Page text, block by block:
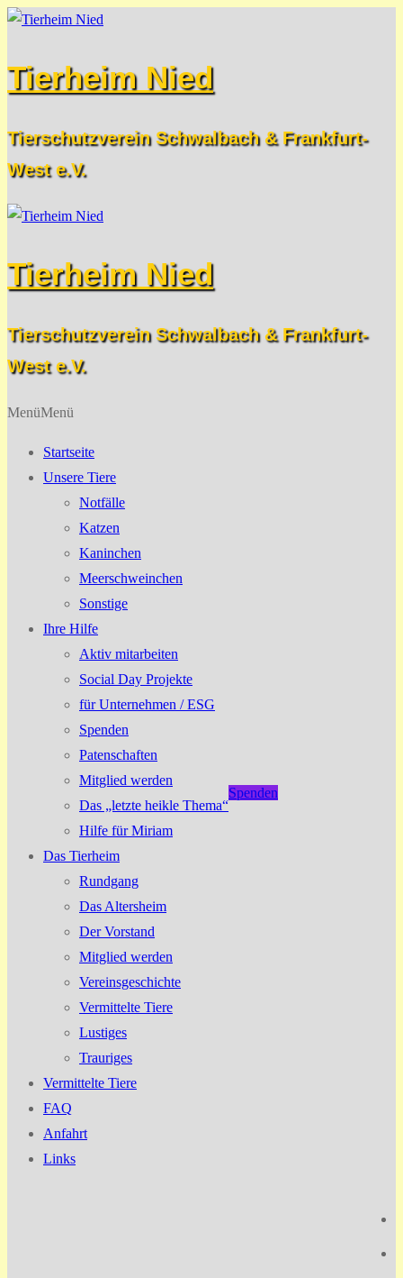
Zum
springen
Menü
Schließen
Tierheim Nied
Tierschutzverein Schwalbach & Frankfurt-
West e.V.
Tierheim Nied
Tierschutzverein Schwalbach & Frankfurt-
West e.V.
MenüMenü
Startseite
Unsere Tiere
Notfälle
Katzen
Kaninchen
Meerschweinchen
Sonstige
Ihre Hilfe
Aktiv mitarbeiten
Social Day Projekte
für Unternehmen / ESG
Spenden
Patenschaften
Mitglied werden
Das „letzte heikle Thema“
Hilfe für Miriam
Das Tierheim
Rundgang
Das Altersheim
Der Vorstand
Mitglied werden
Vereinsgeschichte
Vermittelte Tiere
Lustiges
Trauriges
Vermittelte Tiere
FAQ
Anfahrt
Links
Spenden